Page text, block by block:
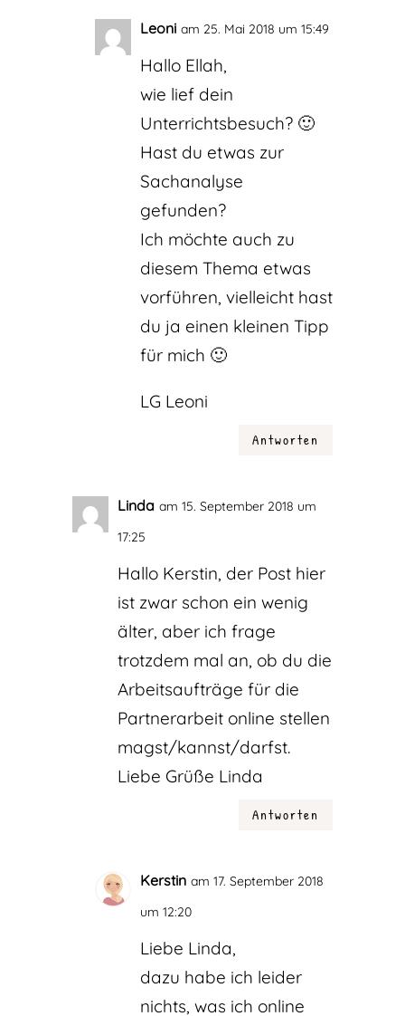
Leoni am 25. Mai 2018 um 15:49
Hallo Ellah,
wie lief dein
Unterrichtsbesuch? 🙂
Hast du etwas zur
Sachanalyse
gefunden?
Ich möchte auch zu
diesem Thema etwas
vorführen, vielleicht hast
du ja einen kleinen Tipp
für mich 🙂
LG Leoni
Antworten
Linda am 15. September 2018 um
17:25
Hallo Kerstin, der Post hier
ist zwar schon ein wenig
älter, aber ich frage
trotzdem mal an, ob du die
Arbeitsaufträge für die
Partnerarbeit online stellen
magst/kannst/darfst.
Liebe Grüße Linda
Antworten
Kerstin am 17. September 2018
um 12:20
Liebe Linda,
dazu habe ich leider
nichts, was ich online